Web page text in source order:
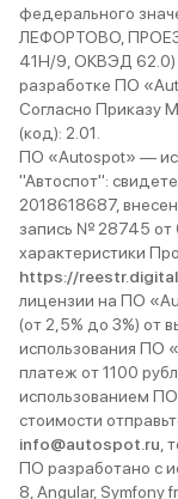
федерального
ЛЕФОРТОВО,
41Н/9, ОКВЭД 62.0)
разработке ПО
Согласно Приказу
(код): 2.01.
ПО «Autospot» —
"Автоспот":
2018618687,
запись № 28745 от
характеристики
https://
лицензии на ПО
(от 2,5% до 3%) от
использования ПО
платеж от 1100
использованием ПО
стоимости
info@autospot.ru ,
ПО разработано с
8, Angular, Symfony